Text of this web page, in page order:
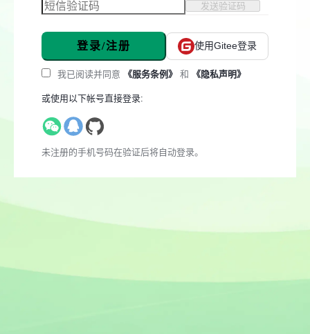
发送验证码
登录/注册 使用Gitee登录
我已阅读并同意 《服务条例》 和 《隐私声明》
或使用以下帐号直接登录:
未注册的手机号码在验证后将自动登录。